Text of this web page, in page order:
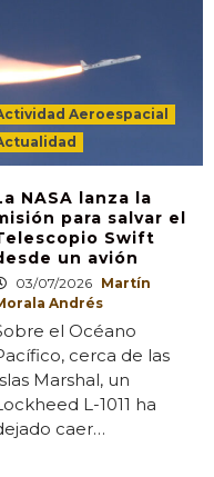
Aeroespacial
NASA lanza la
para salvar el
Swift
un avión
03/07/2026 Martín
Andrés
el Océano
cerca de las
Marshal, un
L-1011 ha
caer…